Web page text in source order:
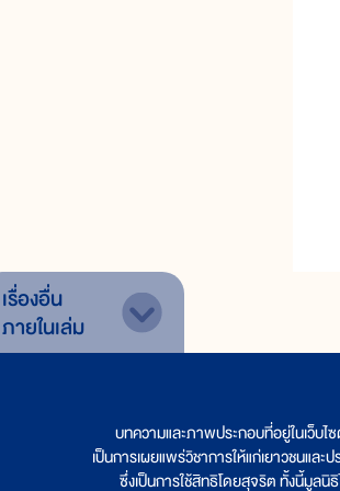
เรื่องอื่น
ภายในเล่ม
บทความและภาพประกอบที่อยู่ในเว็บ
เป็นการเผยแพร่วิชาการให้แก่เยาวชนแล
ซึ่งเป็นการใช้สิทธิโดยสุจริต ทั้งนี้มูลนิ